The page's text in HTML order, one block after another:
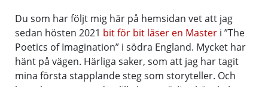
Du som har följt mig här på hemsidan vet att jag
sedan hösten 2021 bit för bit läser en Master i ”The
Poetics of Imagination” i södra England. Mycket har
hänt på vägen. Härliga saker, som att jag har tagit
mina första stapplande steg som storyteller. Och